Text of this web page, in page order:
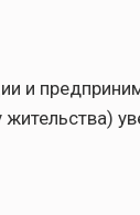
и